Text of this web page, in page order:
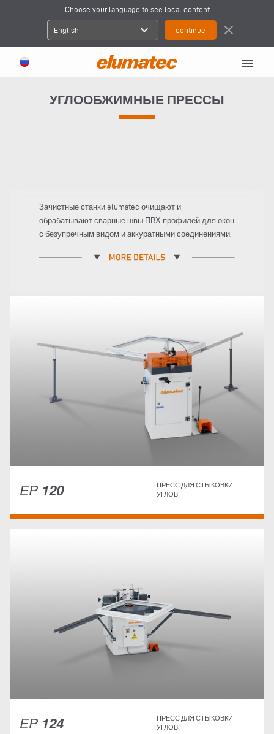
Choose your language to see local content
English expand_more close
menu
УГЛООБЖИМНЫЕ ПРЕССЫ
Зачистные станки elumatec очищают и
обрабатывают сварные швы ПВХ профилей для окон
с безупречным видом и аккуратными соединениями.
EP 120
ПРЕСС ДЛЯ СТЫКОВКИ
УГЛОВ
EP 124
ПРЕСС ДЛЯ СТЫКОВКИ
УГЛОВ